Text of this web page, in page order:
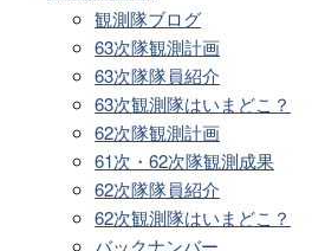
観測隊ブログ
63次隊観測計画
63次隊隊員紹介
63次観測隊はいまどこ？
62次隊観測計画
61次・62次隊観測成果
62次隊隊員紹介
62次観測隊はいまどこ？
バックナンバー